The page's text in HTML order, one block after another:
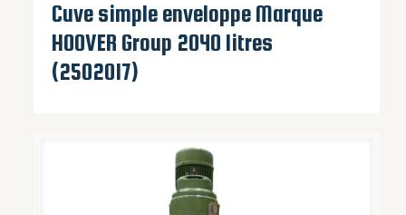
Cuve simple enveloppe Marque
HOOVER Group 2040 litres
(2502017)